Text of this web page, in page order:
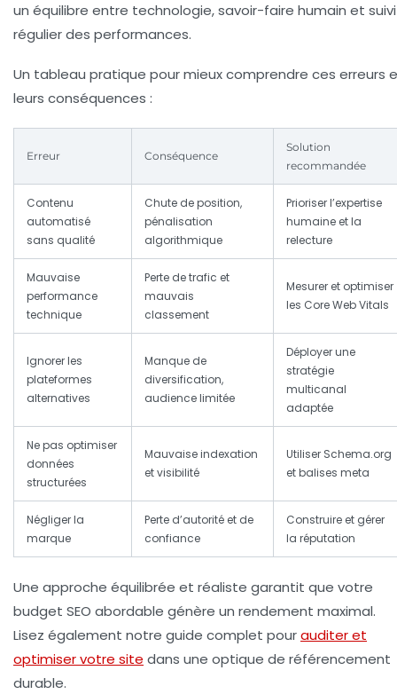
un équilibre entre technologie, savoir-faire humain et suivi
régulier des performances.
Un tableau pratique pour mieux comprendre ces erreurs
leurs conséquences :
Erreur Conséquence
Solution
recommandée
Contenu
automatisé
sans qualité
Chute de position,
pénalisation
algorithmique
Prioriser l’expertise
humaine et la
relecture
Mauvaise
performance
technique
Perte de trafic et
mauvais
classement
Mesurer et optimiser
les Core Web Vitals
Ignorer les
plateformes
alternatives
Manque de
diversification,
audience limitée
Déployer une
stratégie
multicanal
adaptée
Ne pas optimiser
données
structurées
Mauvaise indexation
et visibilité
Utiliser Schema.org
et balises meta
Négliger la
marque
Perte d’autorité et de
confiance
Construire et gérer
la réputation
Une approche équilibrée et réaliste garantit que votre
budget SEO abordable génère un rendement maximal.
Lisez également notre guide complet pourauditer et
optimiser votre site dans une optique de référencement
durable.